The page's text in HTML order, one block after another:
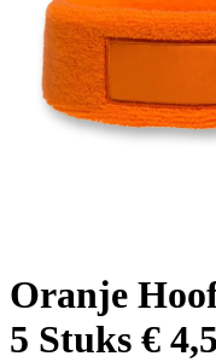
Oranje
5 Stuks €